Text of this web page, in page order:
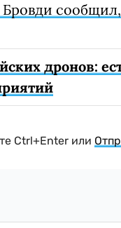
Бровди
дронов:
Ctrl+Enter или